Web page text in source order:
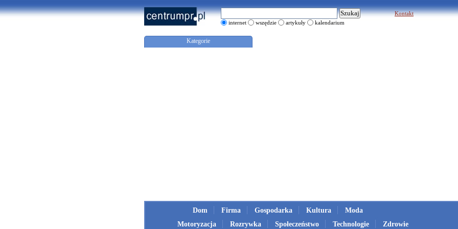
internet wszędzie artykuły kalendarium
Kontakt
Kategorie
Dom Firma Gospodarka Kultura
Moda
Motoryzacja
Rozrywka Społeczeństwo Technologie Zdrowie